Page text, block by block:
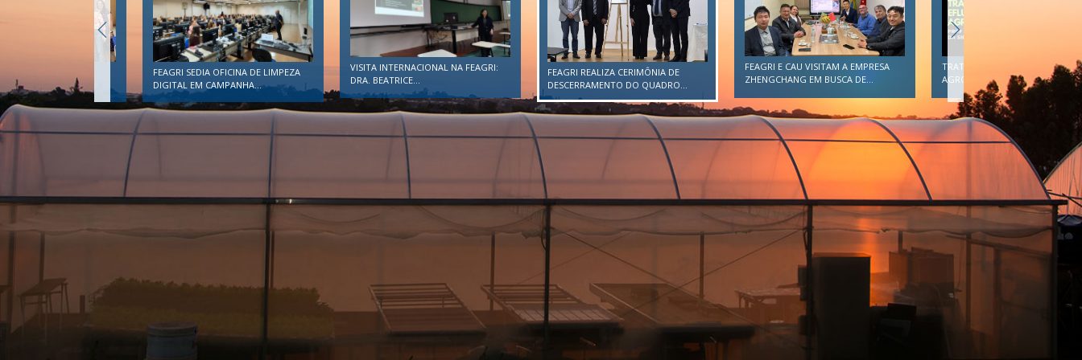
DO PLANES
FEAGRI SEDIA OFICINA DE LIMPEZA
DIGITAL EM CAMPANHA...
VISITA INTERNACIONAL NA FEAGRI:
DRA. BEATRICE...
FEAGRI REALIZA CERIMÔNIA DE
DESCERRAMENTO DO QUADRO...
FEAGRI E CAU VISITAM A EMPRESA
ZHENGCHANG EM BUSCA DE...
TRATAMENTO DE EFLUENTES
AGROINDUSTRIAIS DEVE SER...